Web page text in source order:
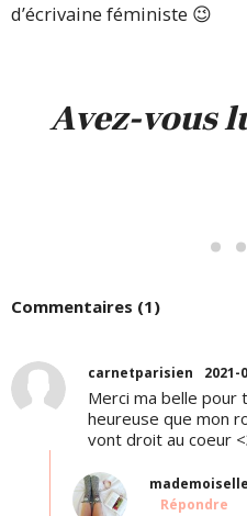
d’écrivaine féministe 😉
Avez-vous
Commentaires (1)
carnetparisien 2021-
Merci ma belle pour
heureuse que mon
vont droit au coeur
Répondre